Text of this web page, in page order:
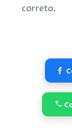
correto.